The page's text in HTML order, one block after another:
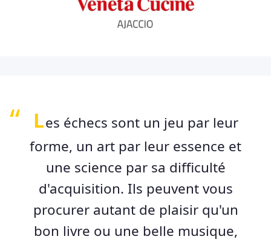
Les échecs sont un jeu par leur
forme, un art par leur essence et
une science par sa difficulté
d'acquisition. Ils peuvent vous
procurer autant de plaisir qu'un
bon livre ou une belle musique,